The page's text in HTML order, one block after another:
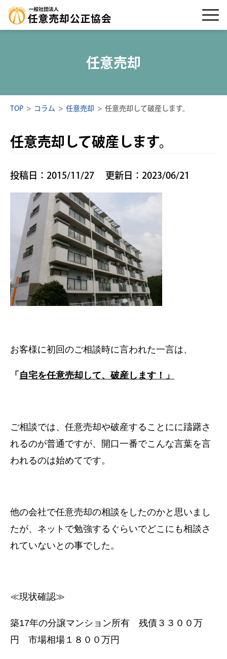
任意売却
TOP > コラム > 任意売却 > 任意売却して破産します。
任意売却して破産します。
投稿日：2015/11/27 更新日：2023/06/21
お客様に初回のご相談時に言われた一言は、
「 自宅を任意売却して、破産します！」
ご相談では、任意売却や破産することにに躊躇さ
れるのが普通ですが、開口一番でこんな言葉を言
われるのは始めてです。
他の会社で任意売却の相談をしたのかと思いまし
たが、ネットで勉強するぐらいでどこにも相談さ
れていないとの事でした。
≪現状確認≫
築17年の分譲マンション所有 残債３３００万
円 市場相場１８００万円